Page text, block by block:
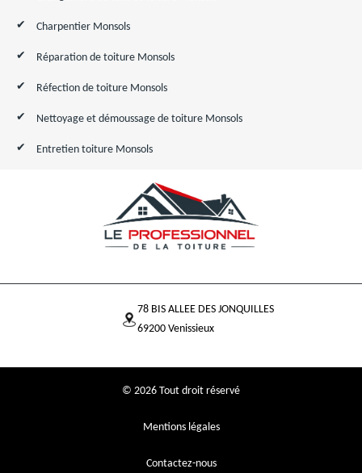
Charpentier Monsols
Réparation de toiture Monsols
Réfection de toiture Monsols
Nettoyage et démoussage de toiture Monsols
Entretien toiture Monsols
78 BIS ALLEE DES JONQUILLES
69200 Venissieux
© 2026 Tout droit réservé
Mentions légales
Contactez-nous